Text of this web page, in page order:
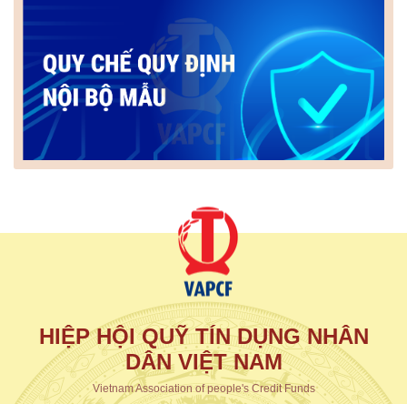
HIỆP HỘI QUỸ TÍN DỤNG NHÂN
DÂN VIỆT NAM
Vietnam Association of people's Credit Funds